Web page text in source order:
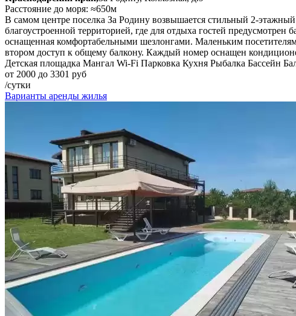
Расстояние до моря: ≈650м
В самом центре поселка За Родину возвышается стильный 2-
благоустроенной территорией, где для отдыха гостей предусмотрен
оснащенная комфортабельными шезлонгами. Маленьким
втором доступ к общему балкону. Каждый номер оснащен
Детская площадка Мангал Wi-Fi Парковка Кухня Рыбалка Бассейн
от 2000 до 3301 руб
/сутки
Варианты аренды жилья